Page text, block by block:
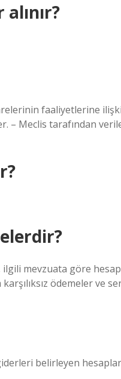
faaliyetlerine
– Meclis tarafından
ilgili mevzuata göre
ödemeler ve
belirleyen